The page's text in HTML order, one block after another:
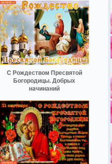
С Рождеством Пресвятой
Богородицы. Добрых
начинаний